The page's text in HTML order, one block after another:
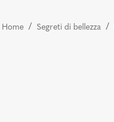
Home Segreti di bellezza